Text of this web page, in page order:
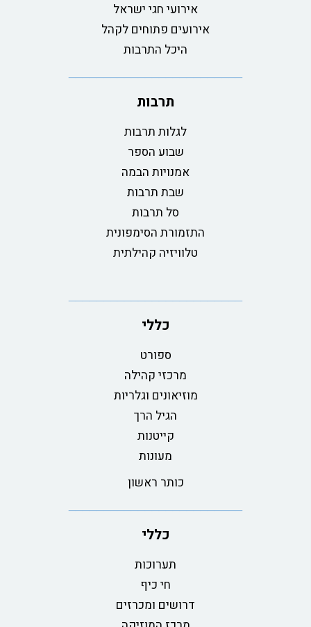
אירועי חגי ישראל
אירועים פתוחים לקהל
היכל התרבות
תרבות
לגלות תרבות
שבוע הספר
אמנויות הבמה
שבת תרבות
סל תרבות
התזמורת הסימפונית
טלוויזיה קהילתית
כללי
ספורט
מרכזי קהילה
מוזיאונים וגלריות
הגיל הרך
קייטנות
מעונות
כותר ראשון
כללי
תערוכות
חי כיף
דרושים ומכרזים